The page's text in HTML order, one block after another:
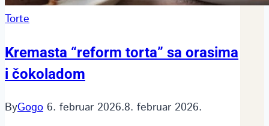
Torte
Kremasta “reform torta” sa orasima
i čokoladom
ByGogo 6. februar 2026.8. februar 2026.